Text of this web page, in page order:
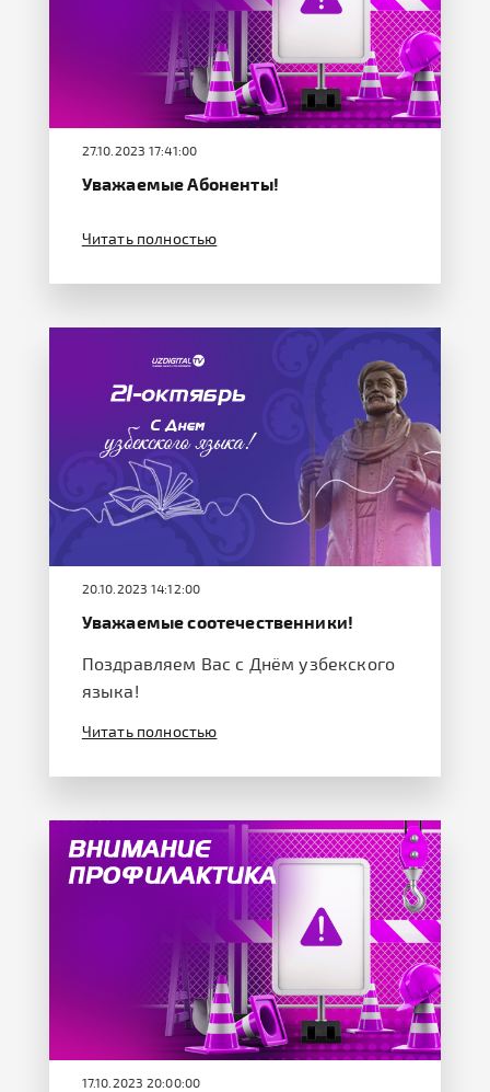
27.10.2023 17:41:00
Уважаемые Абоненты!
Читать полностью
20.10.2023 14:12:00
Уважаемые соотечественники!
Поздравляем Вас с Днём узбекского
языка!
Читать полностью
17.10.2023 20:00:00